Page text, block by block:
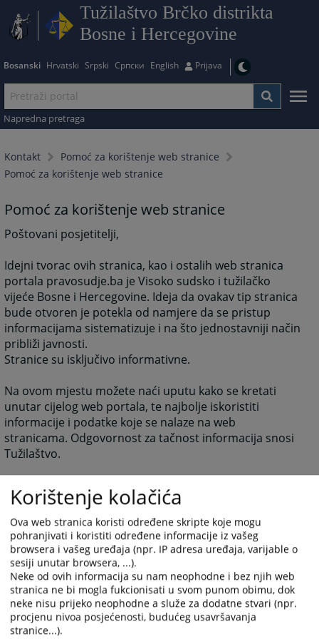
Tužilaštvo Brčko distrikta
Bosne i Hercegovine
Bosanski Hrvatski Srpski Српски English Prijava
Napredna pretraga
Kontakt
Pomoć za korištenje web stranice
Pomoć za korištenje web stranice
Pomoć za korištenje web stranice
Poštovani posjetitelji,
Idejni tvorac ovih stranica, kao i ostalih web stranica
portala pravosudje.ba je Visoko sudsko i tužilačko
vijeće Bosne i Hercegovine. Ideja da ovakav tip stranica
bude otvoren je potekla od namjere da se pristup
informacijama sistematizuje i na što jednostavniji način
približi javnosti.
Stranice su isključivo informativne.
Na ovom mjestu možete naći uputu kako se kretati
unutar cijelog web portala, te najbolje iskoristiti
informacije i podatke koje se nalaze na web
stranicama. Odgovornost za tačnost informacija snosi
Tužilaštvo.
stranici omogućen je putem tri nivoa navigacije. Dva
nivoa su horizontalna, a jedan je vertikalni.
Osnovni je “glavni” (horizontalni) izbornik na vrhu
strane strane i sive je boje. Ispod “glavnog” izbornika
prelazite na uža područja. Sljedeći horizontalni nivo
navigacije je crvene boje. Najniži nivo navigacije je
vertikalni i on je sa podlogom plave boje.
Ispod prva dva nivoa navigacije imate i informaciju o
Korištenje kolačića
Ova web stranica koristi određene skripte koje mogu
pohranjivati i koristiti određene informacije iz vašeg
browsera i vašeg uređaja (npr. IP adresa uređaja, varijable o
sesiji unutar browsera, ...).
Neke od ovih informacija su nam neophodne i bez njih web
stranica ne bi mogla fukcionisati u svom punom obimu, dok
neke nisu prijeko neophodne a služe za dodatne stvari (npr.
procjenu nivoa posjećenosti, budućeg usavršavanja
stranice...).